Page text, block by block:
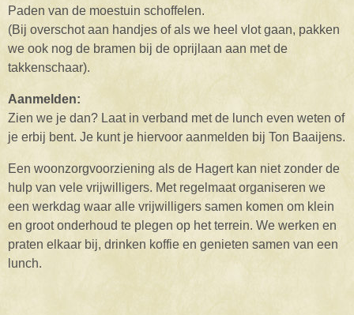
Paden van de moestuin schoffelen.
(Bij overschot aan handjes of als we heel vlot gaan, pakken
we ook nog de bramen bij de oprijlaan aan met de
takkenschaar).
Aanmelden:
Zien we je dan? Laat in verband met de lunch even weten of
je erbij bent. Je kunt je hiervoor aanmelden bij Ton Baaijens.
Een woonzorgvoorziening als de Hagert kan niet zonder de
hulp van vele vrijwilligers. Met regelmaat organiseren we
een werkdag waar alle vrijwilligers samen komen om klein
en groot onderhoud te plegen op het terrein. We werken en
praten elkaar bij, drinken koffie en genieten samen van een
lunch.